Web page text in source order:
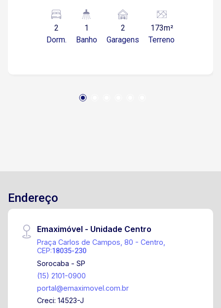
coberta Edícula com sala, 1 dormitório e 1
banheiro.
2
Dorm.
1
Banho
2
Garagens
173m²
Terreno
Endereço
Emaximóvel - Unidade Centro
Praça Carlos de Campos, 80 - Centro,
CEP:18035-230
Sorocaba - SP
(15) 2101-0900
portal@emaximovel.com.br
Creci: 14523-J